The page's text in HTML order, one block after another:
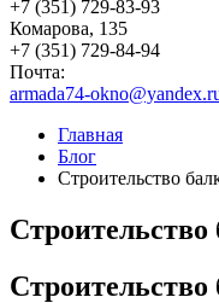
+7 (351) 729-83-93
Комарова, 135
+7 (351) 729-84-94
Почта:
armada74-
Главная
Блог
Строительство
Строительство
Строительство